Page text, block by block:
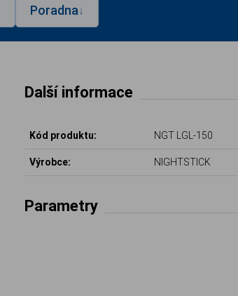
Poradna↓
Další informace
Kód produktu: NGT LGL-150
Výrobce: NIGHTSTICK
Parametry